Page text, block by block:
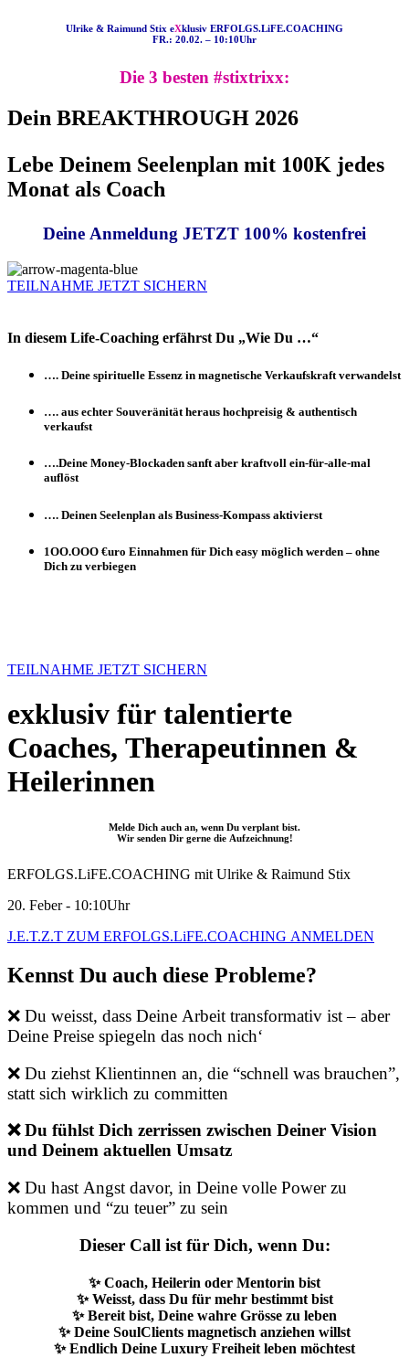
Ulrike & Raimund Stix eXklusiv ERFOLGS.LiFE.COACHING
FR.: 20.02. – 10:10Uhr
Die 3 besten #stixtrixx:
Dein BREAKTHROUGH 2026
Lebe Deinem Seelenplan mit 100K jedes
Monat als Coach
Deine Anmeldung JETZT 100% kostenfrei
TEILNAHME JETZT SICHERN
In diesem Life-Coaching erfährst Du „Wie Du …“
…. Deine spirituelle Essenz in magnetische Verkaufskraft verwandelst
…. aus echter Souveränität heraus hochpreisig & authentisch
verkaufst
….Deine Money-Blockaden sanft aber kraftvoll ein-für-alle-mal
auflöst
…. Deinen Seelenplan als Business-Kompass aktivierst
1OO.OOO €uro Einnahmen für Dich easy möglich werden – ohne
Dich zu verbiegen
TEILNAHME JETZT SICHERN
exklusiv für talentierte
Coaches, Therapeutinnen &
Heilerinnen
Melde Dich auch an, wenn Du verplant bist.
Wir senden Dir gerne die Aufzeichnung!
ERFOLGS.LiFE.COACHING mit Ulrike & Raimund Stix
20. Feber - 10:10Uhr
J.E.T.Z.T ZUM ERFOLGS.LiFE.COACHING ANMELDEN
Kennst Du auch diese Probleme?
❌ Du weisst, dass Deine Arbeit transformativ ist – aber
Deine Preise spiegeln das noch nich‘
❌ Du ziehst Klientinnen an, die “schnell was brauchen”,
statt sich wirklich zu committen
❌ Du fühlst Dich zerrissen zwischen Deiner Vision
und Deinem aktuellen Umsatz
❌ Du hast Angst davor, in Deine volle Power zu
kommen und “zu teuer” zu sein
Dieser Call ist für Dich, wenn Du:
✨ Coach, Heilerin oder Mentorin bist
✨ Weisst, dass Du für mehr bestimmt bist
✨ Bereit bist, Deine wahre Grösse zu leben
✨ Deine SoulClients magnetisch anziehen willst
✨ Endlich Deine Luxury Freiheit leben möchtest